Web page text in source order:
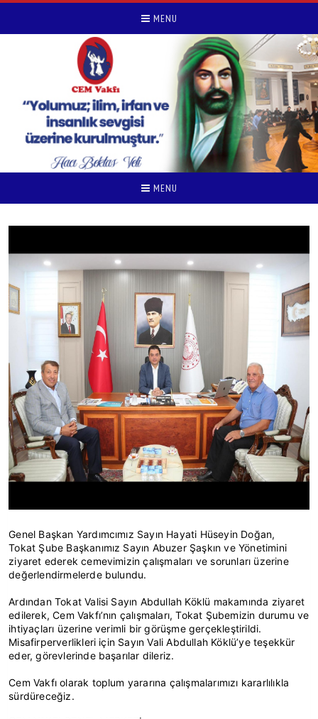
MENU
MENU
Genel Başkan Yardımcımız Sayın Hayati Hüseyin Doğan,
Tokat Şube Başkanımız Sayın Abuzer Şaşkın ve Yönetimini
ziyaret ederek cemevimizin çalışmaları ve sorunları üzerine
değerlendirmelerde bulundu.
Ardından Tokat Valisi Sayın Abdullah Köklü makamında ziyaret
edilerek, Cem Vakfı’nın çalışmaları, Tokat Şubemizin durumu ve
ihtiyaçları üzerine verimli bir görüşme gerçekleştirildi.
Misafirperverlikleri için Sayın Vali Abdullah Köklü’ye teşekkür
eder, görevlerinde başarılar dileriz.
Cem Vakfı olarak toplum yararına çalışmalarımızı kararlılıkla
sürdüreceğiz.